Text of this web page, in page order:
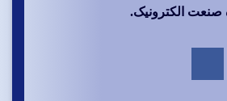
الکترونیک.